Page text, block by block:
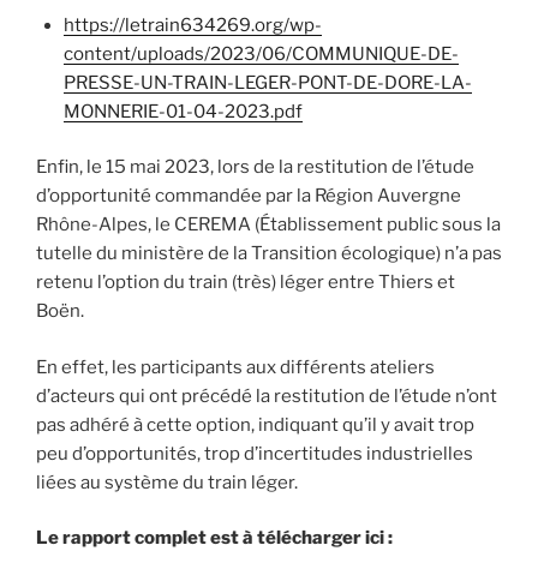
https://letrain634269.org/wp-
content/uploads/2023/06/COMMUNIQUE-DE-
PRESSE-UN-TRAIN-LEGER-PONT-DE-DORE-LA-
MONNERIE-01-04-2023.pdf
Enfin, le 15 mai 2023, lors de la restitution de l’étude
d’opportunité commandée par la Région Auvergne
Rhône-Alpes, le CEREMA (Établissement public sous la
tutelle du ministère de la Transition écologique) n’a pas
retenu l’option du train (très) léger entre Thiers et
Boën.
En effet, les participants aux différents ateliers
d’acteurs qui ont précédé la restitution de l’étude n’ont
pas adhéré à cette option, indiquant qu’il y avait trop
peu d’opportunités, trop d’incertitudes industrielles
liées au système du train léger.
Le rapport complet est à télécharger ici :